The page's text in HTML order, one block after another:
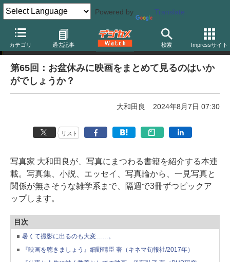
Powered by Translate
カテゴリ 過去記事 検索 Impressサイト
写真を巡る、今日の読書
第65回：お盆休みに映画をまとめて見るのはいか
がでしょうか？
大和田良 2024年8月7日 07:30
リスト
写真家 大和田良が、写真にまつわる書籍を紹介する本連
載。写真集、小説、エッセイ、写真論から、一見写真と
関係が無さそうな雑学系まで、隔週で3冊ずつピックア
ップします。
目次
暑くて撮影に出るのも大変……。
『映画を聴きましょう』細野晴臣 著（キネマ旬報社/2017年）